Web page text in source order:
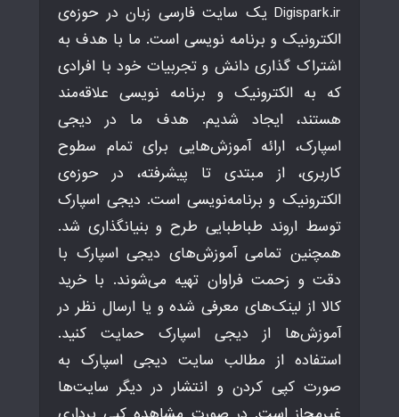
Digispark.ir یک سایت فارسی زبان در حوزه‌ی
الکترونیک و برنامه نویسی است. ما با هدف به
اشتراک گذاری دانش و تجربیات خود با افرادی
که به الکترونیک و برنامه نویسی علاقه‌مند
هستند، ایجاد شدیم. هدف ما در دیجی
اسپارک، ارائه آموزش‌هایی برای تمام سطوح
کاربری، از مبتدی تا پیشرفته، در حوزه‌ی
الکترونیک و برنامه‌نویسی است. دیجی اسپارک
توسط اروند طباطبایی طرح و بنیانگذاری شد.
همچنین تمامی آموزش‌های دیجی اسپارک با
دقت و زحمت فراوان تهیه می‌شوند. با خرید
کالا از لینک‌های معرفی شده و یا ارسال نظر در
آموزش‌ها از دیجی اسپارک حمایت کنید.
استفاده از مطالب سایت دیجی اسپارک به
صورت کپی کردن و انتشار در دیگر سایت‌ها